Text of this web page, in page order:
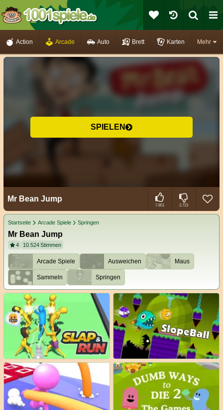
Mehr
Action Arcade Auto Brett Karten
SPIELEN
Mr Bean Jump
7.801 2.723
Startseite Arcade Spiele Springen
Mr Bean Jump
4 10.524Stimmen
Arcade Spiele Ausweichen Maus
Sammeln Springen